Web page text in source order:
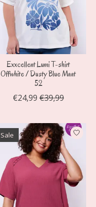
Exxcellent Lumi T-shirt
Offwhite / Dusty Blue Maat
52
€24,99 €39,99
Sale